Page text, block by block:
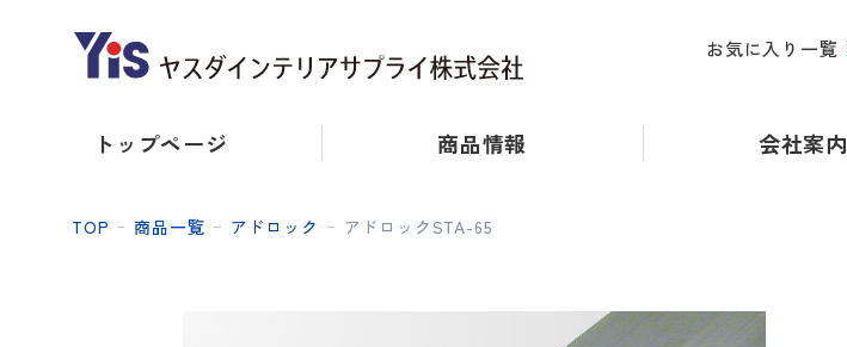
トップページ 商品情報 会社案内
お気に入り一覧
TOP 商品一覧 アドロック アドロックSTA-65